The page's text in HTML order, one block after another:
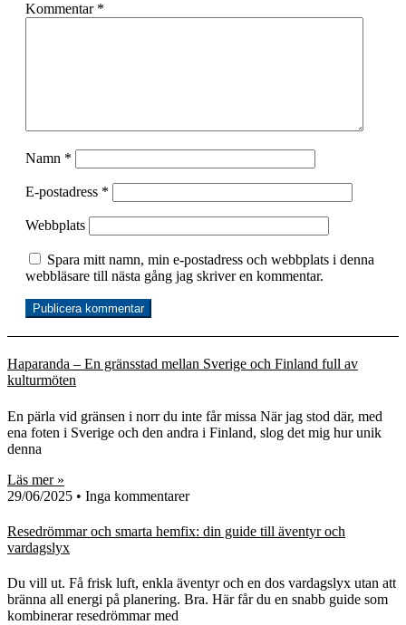
Kommentar *
Namn *
E-postadress *
Webbplats
Spara mitt namn, min e-postadress och webbplats i denna
webbläsare till nästa gång jag skriver en kommentar.
Haparanda – En gränsstad mellan Sverige och Finland full av
kulturmöten
En pärla vid gränsen i norr du inte får missa När jag stod där, med
ena foten i Sverige och den andra i Finland, slog det mig hur unik
denna
Läs mer »
29/06/2025
Inga kommentarer
Resedrömmar och smarta hemfix: din guide till äventyr och
vardagslyx
Du vill ut. Få frisk luft, enkla äventyr och en dos vardagslyx utan att
bränna all energi på planering. Bra. Här får du en snabb guide som
kombinerar resedrömmar med